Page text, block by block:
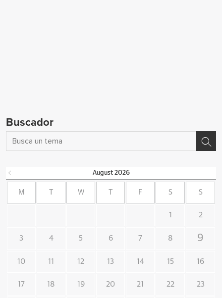
Buscador
August 2026
M W F S S
1 2
3 4 5 6 7 8 9
10 11 12 13 14 15 16
17 18 19 20 21 22 23